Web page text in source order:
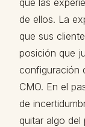
que las
de ellos. La
que sus
posición que
configuración
CMO. En el
de
quitar algo del